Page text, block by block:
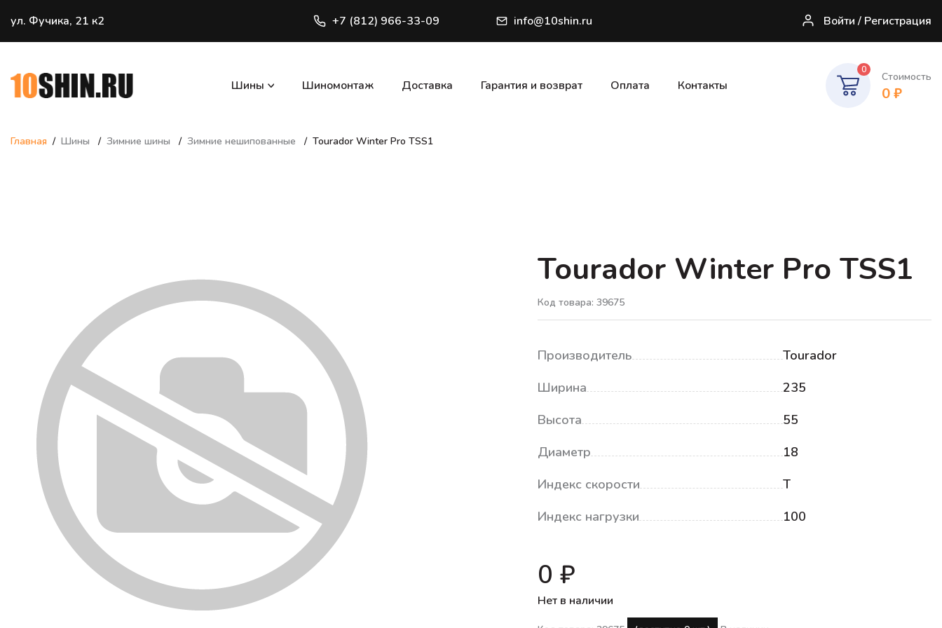
ул. Фучика, 21 к2 +7 (812) 966-33-09 info@10shin.ru Войти / Регистрация
Шины Шиномонтаж Доставка Гарантия и возврат Оплата Контакты
0
Стоимость
0₽
Главная Шины Зимние шины Зимние нешипованные Tourador Winter Pro TSS1
Tourador Winter Pro TSS1
Код товара: 39675
Производитель
Tourador
Ширина
235
Высота
55
Диаметр
18
Индекс скорости
T
Индекс нагрузки
100
0 ₽
Нет в наличии